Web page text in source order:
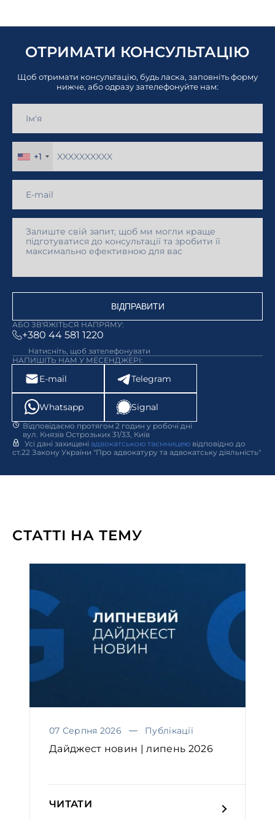
ОТРИМАТИ КОНСУЛЬТАЦІЮ
Щоб отримати консультацію, будь ласка, заповніть форму
нижче, або одразу зателефонуйте нам:
+1
ВІДПРАВИТИ
АБО ЗВ'ЯЖІТЬСЯ НАПРЯМУ:
+380 44 581 1220
Натисніть, щоб зателефонувати
НАПИШІТЬ НАМ У МЕСЕНДЖЕРІ:
E-mail Telegram
Whatsapp Signal
Відповідаємо протягом 2 годин у робочі дні
вул. Князів Острозьких 31/33, Київ
Усі дані захищені адвокатською таємницею відповідно до
ст.22 Закону України "Про адвокатуру та адвокатську діяльність"
СТАТТІ НА ТЕМУ
07 Серпня 2026 Публікації
Дайджест новин | липень 2026
ЧИТАТИ